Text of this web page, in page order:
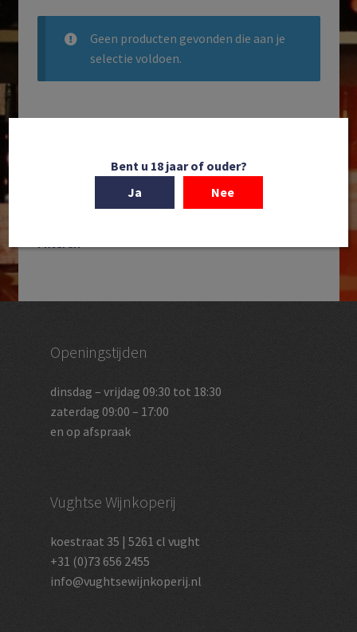
Geen producten gevonden die aan je
selectie voldoen.
Filteren
Openingstijden
dinsdag – vrijdag 09:30 tot 18:30
zaterdag 09:00 – 17:00
en op afspraak
Vughtse Wijnkoperij
koestraat 35 | 5261 cl vught
+31 (0)73 656 2455
info@vughtsewijnkoperij.nl
Bent u 18 jaar of ouder?
Ja
Nee